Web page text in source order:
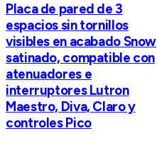
Placa de pared de 3
espacios sin tornillos
visibles en acabado Snow
satinado, compatible con
atenuadores e
interruptores Lutron
Maestro, Diva, Claro y
controles Pico